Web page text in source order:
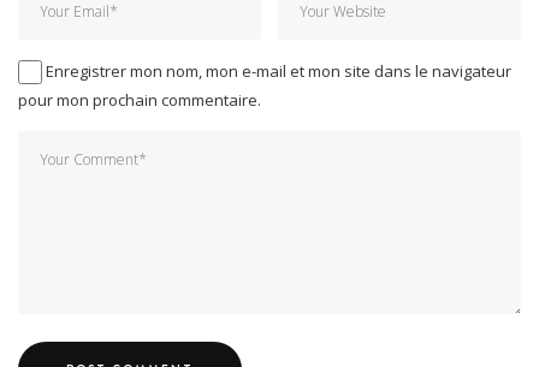
Enregistrer mon nom, mon e-mail et mon site dans le navigateur
pour mon prochain commentaire.